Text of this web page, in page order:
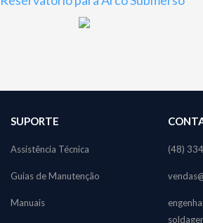
SUPORTE
Assistência Técnica
Guias de Manutenção
Manuais
(48)